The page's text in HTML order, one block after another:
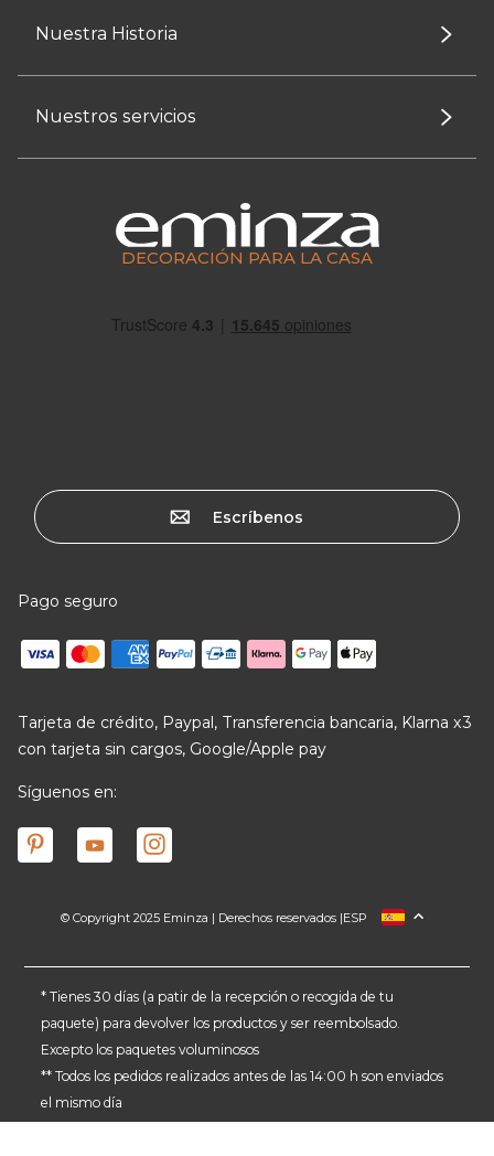
Nuestra Historia
Nuestros servicios
DECORACIÓN PARA LA CASA
Escríbenos
Pago seguro
Tarjeta de crédito, Paypal, Transferencia bancaria, Klarna x3
con tarjeta sin cargos, Google/Apple pay
Síguenos en:
© Copyright 2025 Eminza | Derechos reservados |
FRANCIA
ALEMANIA
PAÍSES BAJOS
ESP
* Tienes 30 días (a patir de la recepción o recogida de tu
paquete) para devolver los productos y ser reembolsado.
Excepto los paquetes voluminosos
** Todos los pedidos realizados antes de las 14:00 h son enviados
el mismo día